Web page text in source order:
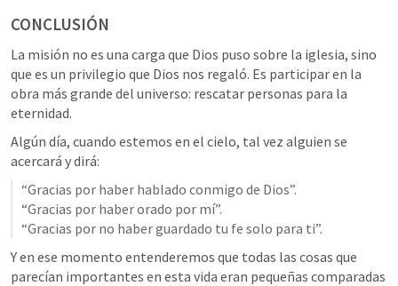
CONCLUSIÓN
La misión no es una carga que Dios puso sobre la iglesia, sino
que es un privilegio que Dios nos regaló. Es participar en la
obra más grande del universo: rescatar personas para la
eternidad.
Algún día, cuando estemos en el cielo, tal vez alguien se
acercará y dirá:
“Gracias por haber hablado conmigo de Dios”.
“Gracias por haber orado por mí”.
“Gracias por no haber guardado tu fe solo para ti”.
Y en ese momento entenderemos que todas las cosas que
parecían importantes en esta vida eran pequeñas comparadas